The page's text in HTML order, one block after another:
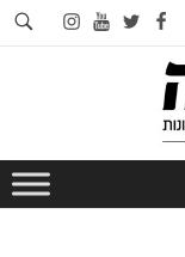
facebook
twitter
youtube
instagram